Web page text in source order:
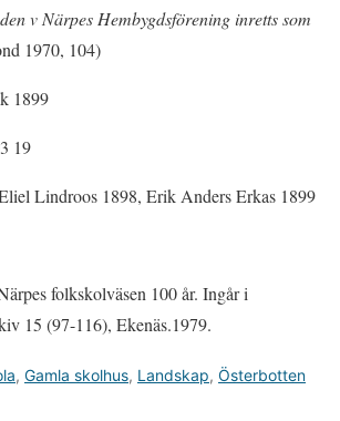
v Närpes Hembygdsförening inretts som
1970, 104)
1899
19
Lindroos 1898, Erik Anders Erkas 1899
folkskolväsen 100 år. Ingår i
15 (97-116), Ekenäs.1979.
, Gamla skolhus, Landskap, Österbotten